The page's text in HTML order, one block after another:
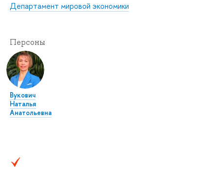
Департамент мировой экономики
Персоны
Вукович
Наталья
Анатольевна